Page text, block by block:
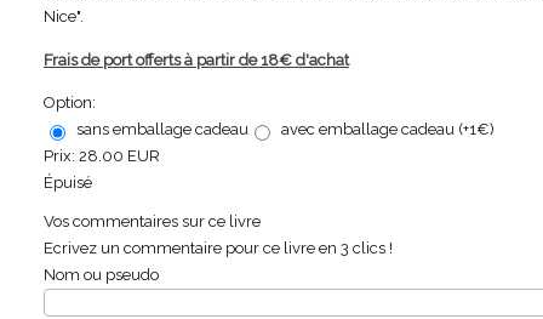
Nice".
Frais de port offerts à partir de 18€ d'achat
Option:
sans emballage cadeau
avec emballage cadeau (+1€)
Prix: 28.00 EUR
Épuisé
Vos commentaires sur ce livre
Ecrivez un commentaire pour ce livre en 3 clics !
Nom ou pseudo